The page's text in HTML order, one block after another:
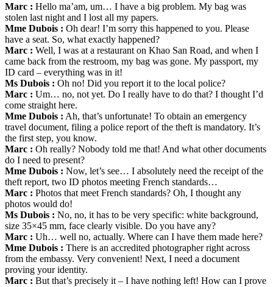
Marc : Hello ma’am, um… I have a big problem. My bag was
stolen last night and I lost all my papers.
Mme Dubois : Oh dear! I’m sorry this happened to you. Please
have a seat. So, what exactly happened?
Marc : Well, I was at a restaurant on Khao San Road, and when I
came back from the restroom, my bag was gone. My passport, my
ID card – everything was in it!
Ms Dubois : Oh no! Did you report it to the local police?
Marc : Um… no, not yet. Do I really have to do that? I thought I’d
come straight here.
Mme Dubois : Ah, that’s unfortunate! To obtain an emergency
travel document, filing a police report of the theft is mandatory. It’s
the first step, you know.
Marc : Oh really? Nobody told me that! And what other documents
do I need to present?
Mme Dubois : Now, let’s see… I absolutely need the receipt of the
theft report, two ID photos meeting French standards…
Marc : Photos that meet French standards? Oh, I thought any
photos would do!
Ms Dubois : No, no, it has to be very specific: white background,
size 35×45 mm, face clearly visible. Do you have any?
Marc : Uh… well no, actually. Where can I have them made here?
Mme Dubois : There is an accredited photographer right across
from the embassy. Very convenient! Next, I need a document
proving your identity.
Marc : But that’s precisely it – I have nothing left! How can I prove